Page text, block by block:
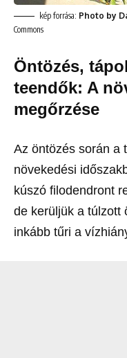
kép forrása: Photo by
Commons
Öntözés,
teendők: A
megőrzése
Az öntözés során a
növekedési
kúszó filodendront
de kerüljük a túlzott
inkább tűri a